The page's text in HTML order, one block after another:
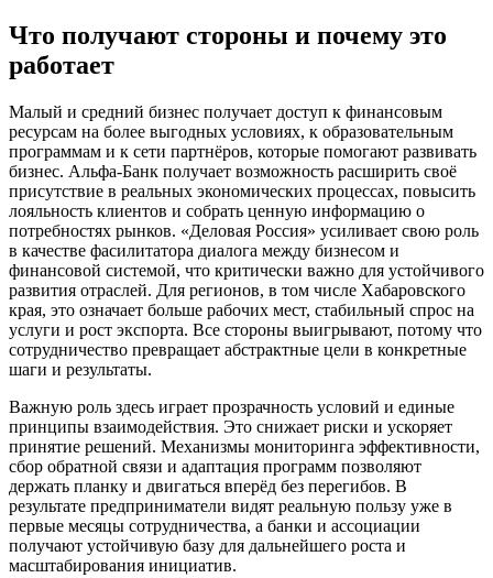
Что получают стороны и почему это
работает
Малый и средний бизнес получает доступ к финансовым
ресурсам на более выгодных условиях, к образовательным
программам и к сети партнёров, которые помогают развивать
бизнес. Альфа-Банк получает возможность расширить своё
присутствие в реальных экономических процессах, повысить
лояльность клиентов и собрать ценную информацию о
потребностях рынков. «Деловая Россия» усиливает свою роль
в качестве фасилитатора диалога между бизнесом и
финансовой системой, что критически важно для устойчивого
развития отраслей. Для регионов, в том числе Хабаровского
края, это означает больше рабочих мест, стабильный спрос на
услуги и рост экспорта. Все стороны выигрывают, потому что
сотрудничество превращает абстрактные цели в конкретные
шаги и результаты.
Важную роль здесь играет прозрачность условий и единые
принципы взаимодействия. Это снижает риски и ускоряет
принятие решений. Механизмы мониторинга эффективности,
сбор обратной связи и адаптация программ позволяют
держать планку и двигаться вперёд без перегибов. В
результате предприниматели видят реальную пользу уже в
первые месяцы сотрудничества, а банки и ассоциации
получают устойчивую базу для дальнейшего роста и
масштабирования инициатив.